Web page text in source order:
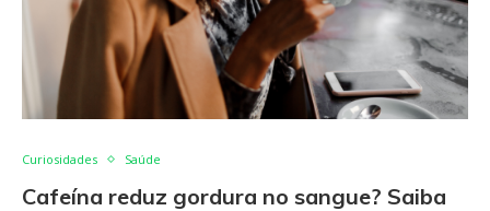
Curiosidades Saúde
Cafeína reduz gordura no sangue? Saiba